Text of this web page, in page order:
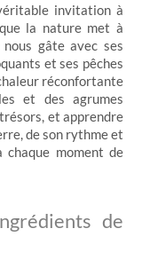
invitation à
la nature met à
gâte avec ses
et ses pêches
réconfortante
et des agrumes
et apprendre
de son rythme et
moment de
de